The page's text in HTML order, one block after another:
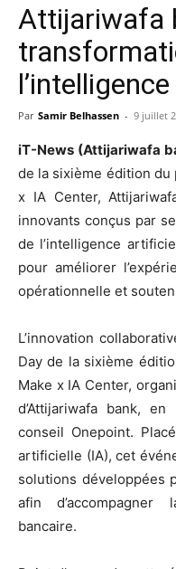
Attijariwafa
Par Samir Belhassen - 9 juillet
iT-News (Attijariwafa
de la sixième édition du
x IA Center,
innovants conçus par
de l’intelligence
pour améliorer
opérationnelle et
L’innovation
Day de la sixième
Make x IA Center,
d’Attijariwafa bank,
conseil Onepoint.
artificielle (IA), cet
solutions développées
afin
bancaire.